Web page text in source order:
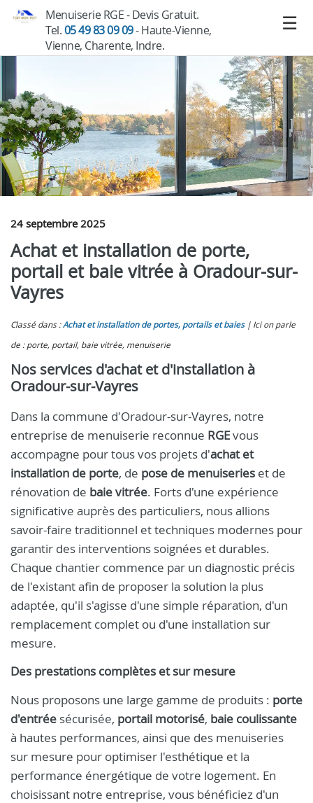
Menuiserie RGE - Devis Gratuit.
Tel.05 49 83 09 09- Haute-Vienne,
Vienne, Charente, Indre.
24 septembre 2025
Achat et installation de porte,
portail et baie vitrée à Oradour-sur-
Vayres
Classé dans :Achat et installation de portes, portails et baies
Ici on parle
de : porte, portail, baie vitrée, menuiserie
Nos services d'achat et d'installation à
Oradour-sur-Vayres
Dans la commune d'Oradour-sur-Vayres, notre
entreprise de menuiserie reconnue RGEvous
accompagne pour tous vos projets d'achat et
installation de porte, de pose de menuiseries et de
rénovation de baie vitrée. Forts d'une expérience
significative auprès des particuliers, nous allions
savoir-faire traditionnel et techniques modernes pour
garantir des interventions soignées et durables.
Chaque chantier commence par un diagnostic précis
de l'existant afin de proposer la solution la plus
adaptée, qu'il s'agisse d'une simple réparation, d'un
remplacement complet ou d'une installation sur
mesure.
Des prestations complètes et sur mesure
Nous proposons une large gamme de produits : porte
d'entrée sécurisée, portail motorisé, baie coulissante
à hautes performances, ainsi que des menuiseries
sur mesure pour optimiser l'esthétique et la
performance énergétique de votre logement. En
choisissant notre entreprise, vous bénéficiez d'un